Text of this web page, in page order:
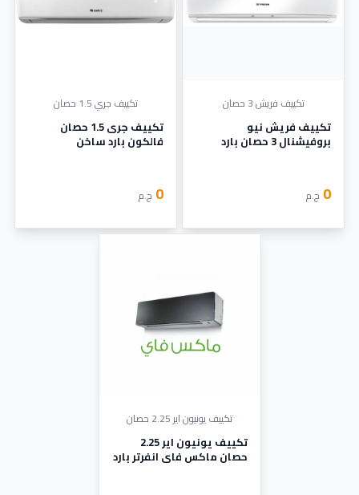
تكييف فريش 3 حصان
تكييف فريش نيو
بروفيشنال 3 حصان بارد
0 ج.م
تكييف جري 1.5 حصان
تكييف جرى 1.5 حصان
فالكون بارد ساخن
0 ج.م
تكييف يونيون اير 2.25 حصان
تكييف يونيون اير 2.25
حصان ماكس فاي انفرتر بارد